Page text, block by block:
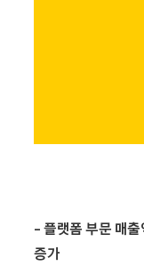
-플랫폼부문 매
증가